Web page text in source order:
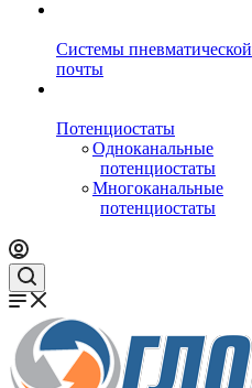
Системы пневматической
почты
Потенциостаты
Одноканальные
потенциостаты
Многоканальные
потенциостаты